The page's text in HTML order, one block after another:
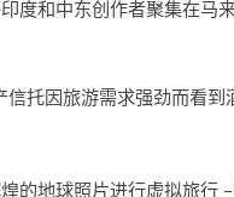
度和中东创作者聚集在马
信托因旅游需求强劲而看
的地球照片进行虚拟旅行